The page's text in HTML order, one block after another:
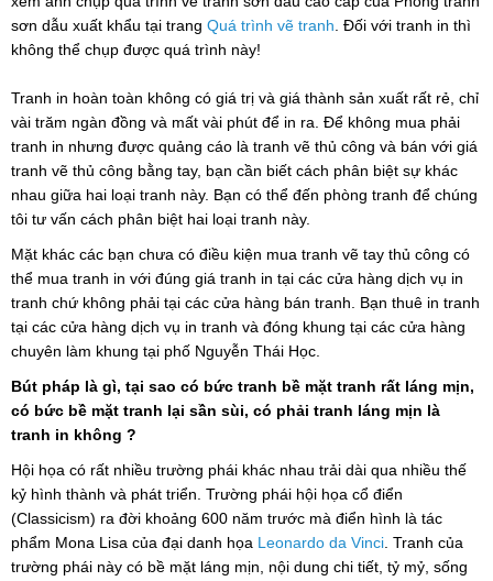
sơn dẫu xuất khẩu tại trang Quá trình vẽ tranh . Đối với tranh in thì
không thể chụp được quá trình này!
Tranh in hoàn toàn không có giá trị và giá thành sản xuất rất rẻ, chỉ
vài trăm ngàn đồng và mất vài phút để in ra. Để không mua phải
tranh in nhưng được quảng cáo là tranh vẽ thủ công và bán với giá
tranh vẽ thủ công bằng tay, bạn cần biết cách phân biệt sự khác
nhau giữa hai loại tranh này. Bạn có thể đến phòng tranh để chúng
tôi tư vấn cách phân biệt hai loại tranh này.
Mặt khác các bạn chưa có điều kiện mua tranh vẽ tay thủ công có
thể mua tranh in với đúng giá tranh in tại các cửa hàng dịch vụ in
tranh chứ không phải tại các cửa hàng bán tranh. Bạn thuê in tranh
tại các cửa hàng dịch vụ in tranh và đóng khung tại các cửa hàng
chuyên làm khung tại phố Nguyễn Thái Học.
Bút pháp là gì, tại sao có bức tranh bề mặt tranh rất láng mịn,
có bức bề mặt tranh lại sần sùi, có phải tranh láng mịn là
tranh in không ?
Hội họa có rất nhiều trường phái khác nhau trải dài qua nhiều thế
kỷ hình thành và phát triển. Trường phái hội họa cổ điển
(Classicism) ra đời khoảng 600 năm trước mà điển hình là tác
phẩm Mona Lisa của đại danh họa Leonardo da Vinci . Tranh của
trường phái này có bề mặt láng mịn, nội dung chi tiết, tỷ mỷ, sống